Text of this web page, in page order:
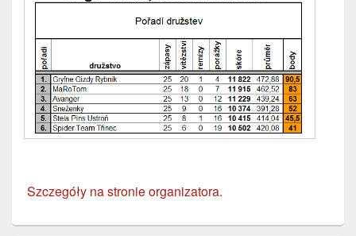
Szczegóły na stronie organizatora.